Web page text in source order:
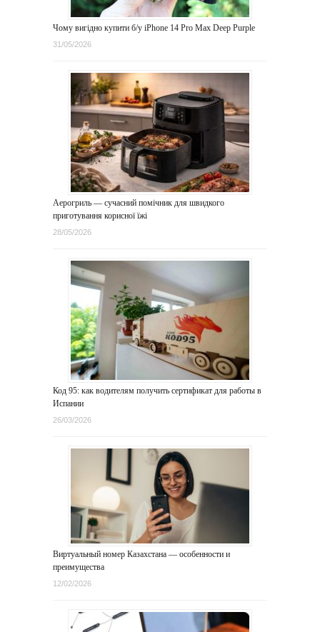
Чому вигідно купити б/у iPhone 14 Pro Max Deep Purple
31/05/2026
Аерогриль — сучасний помічник для швидкого
приготування корисної їжі
28/05/2026
Код 95: как водителям получить сертификат для работы в
Испании
26/03/2026
Виртуальный номер Казахстана — особенности и
преимущества
12/02/2026